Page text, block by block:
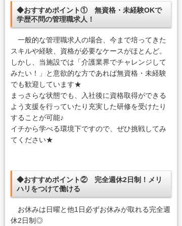
◆おすすめポイント① 無資格・未経験OKで
学歴不問の管理職求人！
一般的な管理職求人の場合、今まで培ってきた
スキルや経験、資格が必要なケースがほとんど。
しかし、当施設では「介護業界でチャレンジして
みたい！」と意欲的な方であれば無資格・未経験
でも歓迎しています★
まっさらな状態でも、入社後に資格取得ができる
よう支援を行っていたり充実した研修を受けたり
することが可能♪
イチから学べる環境下ですので、ぜひ挑戦してみ
てください★
◆おすすめポイント② 完全週休2日制！メリ
ハリをつけて働ける
お休みは日曜と他1日必ずお休みが取れる完全週
休2日制◎